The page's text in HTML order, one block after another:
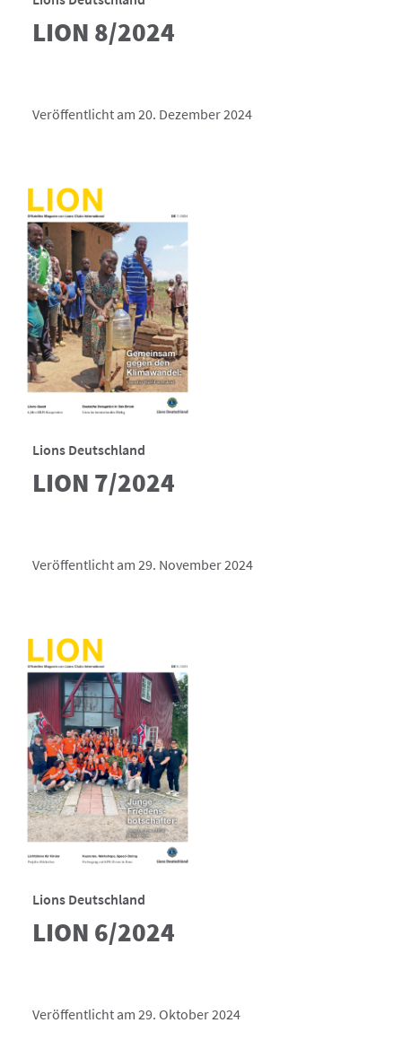
LION 8/2024
Veröffentlicht am 20. Dezember 2024
Lions Deutschland
LION 7/2024
Veröffentlicht am 29. November 2024
Lions Deutschland
LION 6/2024
Veröffentlicht am 29. Oktober 2024